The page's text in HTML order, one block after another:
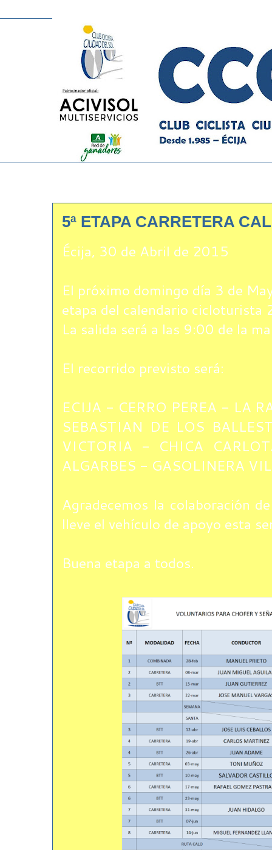
5ª ETAPA CARRETERA
Écija, 30 de Abril de 2015
El próximo domingo día 3 de
etapa del calendario cicloturista
La salida será a las 9:00 de la
El recorrido previsto será:
ECIJA - CERRO PEREA - LA
SEBASTIAN DE LOS
VICTORIA - CHICA
ALGARBES - GASOLINERA
Agradecemos la colaboración
lleve el vehículo de apoyo esta
Buena etapa a todos.